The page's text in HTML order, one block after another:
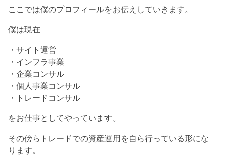
ここでは僕のプロフィールをお伝えしていきます。
僕は現在
・サイト運営
・インフラ事業
・企業コンサル
・個人事業コンサル
・トレードコンサル
をお仕事としてやっています。
その傍らトレードでの資産運用を自ら行っている形にな
ります。